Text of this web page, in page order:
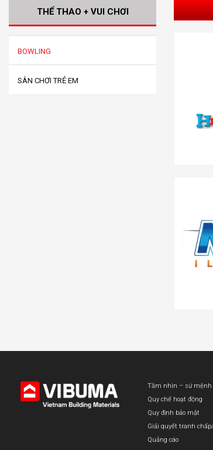
THỂ THAO + VUI CHƠI
BOWLING
SÂN CHƠI TRẺ EM
Tầm nhìn – sứ mệnh
Quy chế hoạt động
Quy định bảo mật
Giải quyết tranh
Quảng cáo